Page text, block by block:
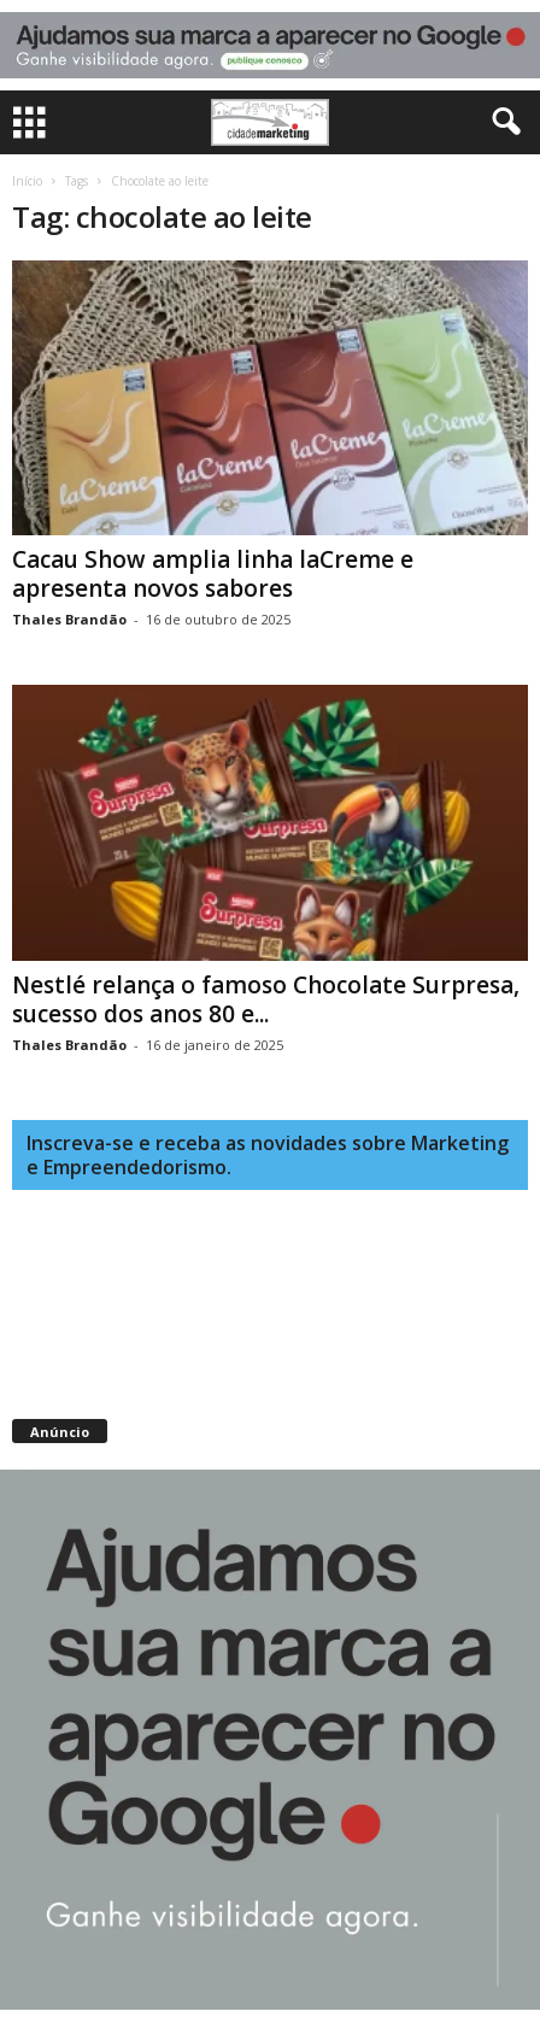
Início Tags Chocolate ao leite
Tag: chocolate ao leite
Cacau Show amplia linha laCreme e
apresenta novos sabores
Thales Brandão - 16 de outubro de 2025
Nestlé relança o famoso Chocolate Surpresa,
sucesso dos anos 80 e...
Thales Brandão - 16 de janeiro de 2025
Inscreva-se e receba as novidades sobre Marketing
e Empreendedorismo.
Anúncio